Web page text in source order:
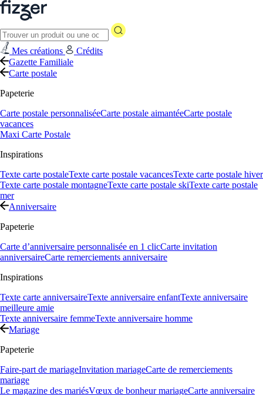
Mes créations
Crédits
Gazette Familiale
Carte postale
Papeterie
Carte postale personnaliséeCarte postale aimantéeCarte postale
vacances
Maxi Carte Postale
Inspirations
Texte carte postaleTexte carte postale vacancesTexte carte postale hiver
Texte carte postale montagneTexte carte postale skiTexte carte postale
mer
Anniversaire
Papeterie
Carte d’anniversaire personnalisée en 1 clicCarte invitation
anniversaireCarte remerciements anniversaire
Inspirations
Texte carte anniversaireTexte anniversaire enfantTexte anniversaire
meilleure amie
Texte anniversaire femmeTexte anniversaire homme
Mariage
Papeterie
Faire-part de mariageInvitation mariageCarte de remerciements
mariage
Le magazine des mariésVœux de bonheur mariageCarte anniversaire